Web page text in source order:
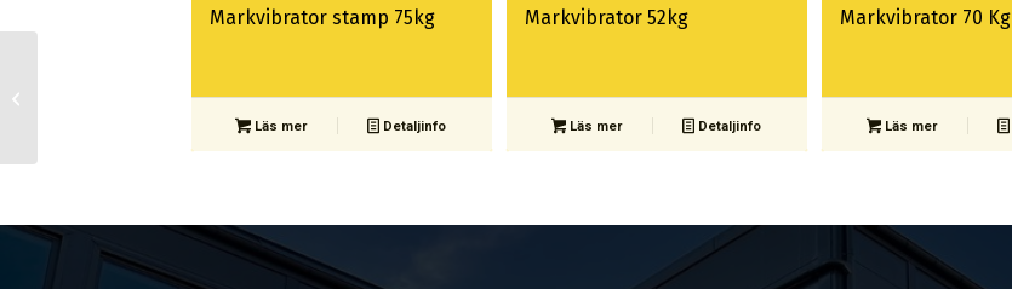
Markvibrator stamp 75kg
Läs mer Detaljinfo
Markvibrator 52kg
Läs mer Detaljinfo
Markvibrator 70 Kg
Läs mer